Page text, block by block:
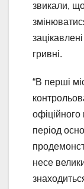
звикали,
гривні.
“В перші
період
несе